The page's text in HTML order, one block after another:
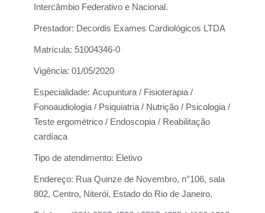
Intercâmbio Federativo e Nacional.
Prestador: Decordis Exames Cardiológicos LTDA
Matrícula: 51004346-0
Vigência: 01/05/2020
Especialidade: Acupuntura / Fisioterapia /
Fonoaudiologia / Psiquiatria / Nutrição / Psicologia /
Teste ergométrico / Endoscopia / Reabilitação
cardíaca
Tipo de atendimento: Eletivo
Endereço: Rua Quinze de Novembro, n°106, sala
802, Centro, Niterói, Estado do Rio de Janeiro.